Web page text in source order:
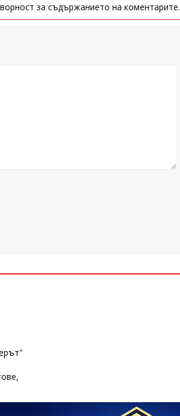
за съдържанието на коментарите.